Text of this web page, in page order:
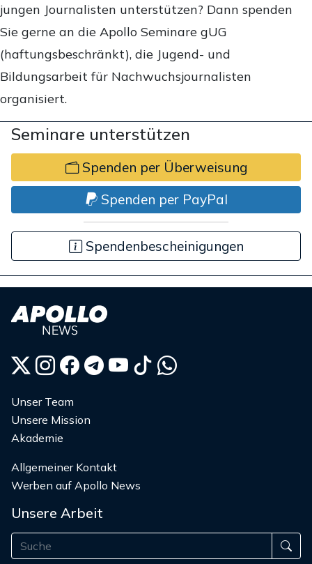
jungen Journalisten unterstützen? Dann spenden
Sie gerne an die Apollo Seminare gUG
(haftungsbeschränkt), die Jugend- und
Bildungsarbeit für Nachwuchsjournalisten
organisiert.
Seminare unterstützen
Spenden per Überweisung
Spenden per PayPal
Spendenbescheinigungen
Unser Team
Unsere Mission
Akademie
Allgemeiner Kontakt
Werben auf Apollo News
Unsere Arbeit